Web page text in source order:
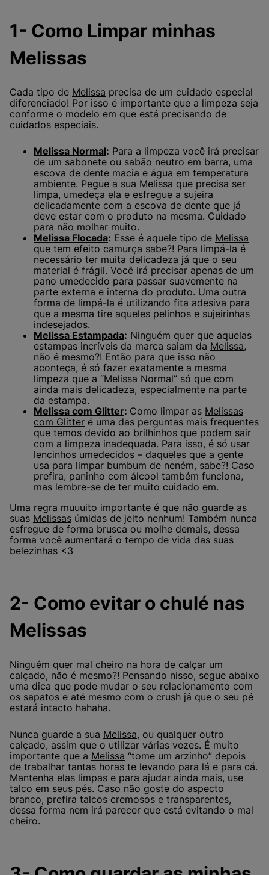
1- Como Limpar minhas
Melissas
Cada tipo de Melissa precisa de um cuidado especial
diferenciado! Por isso é importante que a limpeza seja
conforme o modelo em que está precisando de
cuidados especiais.
Melissa Normal: Para a limpeza você irá precisar
de um sabonete ou sabão neutro em barra, uma
escova de dente macia e água em temperatura
ambiente. Pegue a sua Melissa que precisa ser
limpa, umedeça ela e esfregue a sujeira
delicadamente com a escova de dente que já
deve estar com o produto na mesma. Cuidado
para não molhar muito.
Melissa Flocada: Esse é aquele tipo de Melissa
que tem efeito camurça sabe?! Para limpá-la é
necessário ter muita delicadeza já que o seu
material é frágil. Você irá precisar apenas de um
pano umedecido para passar suavemente na
parte externa e interna do produto. Uma outra
forma de limpá-la é utilizando fita adesiva para
que a mesma tire aqueles pelinhos e sujeirinhas
indesejados.
Melissa Estampada: Ninguém quer que aquelas
estampas incríveis da marca saiam da Melissa,
não é mesmo?! Então para que isso não
aconteça, é só fazer exatamente a mesma
limpeza que a “Melissa Normal” só que com
ainda mais delicadeza, especialmente na parte
da estampa.
Melissa com Glitter: Como limpar as Melissas
com Glitter é uma das perguntas mais frequentes
que temos devido ao brilhinhos que podem sair
com a limpeza inadequada. Para isso, é só usar
lencinhos umedecidos – daqueles que a gente
usa para limpar bumbum de neném, sabe?! Caso
prefira, paninho com álcool também funciona,
mas lembre-se de ter muito cuidado em.
Uma regra muuuito importante é que não guarde as
suas Melissas úmidas de jeito nenhum! Também nunca
esfregue de forma brusca ou molhe demais, dessa
forma você aumentará o tempo de vida das suas
belezinhas <3
2- Como evitar o chulé nas
Melissas
Ninguém quer mal cheiro na hora de calçar um
calçado, não é mesmo?! Pensando nisso, segue abaixo
uma dica que pode mudar o seu relacionamento com
os sapatos e até mesmo com o crush já que o seu pé
estará intacto hahaha.
Nunca guarde a sua Melissa, ou qualquer outro
calçado, assim que o utilizar várias vezes. É muito
importante que a Melissa “tome um arzinho” depois
de trabalhar tantas horas te levando para lá e para cá.
Mantenha elas limpas e para ajudar ainda mais, use
talco em seus pés. Caso não goste do aspecto
branco, prefira talcos cremosos e transparentes,
dessa forma nem irá parecer que está evitando o mal
cheiro.